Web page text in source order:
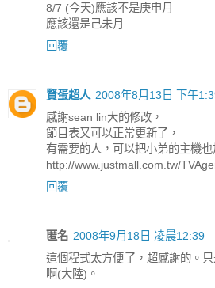
8/7 (今天)應該不是庚申月
應該還是己未月
回覆
賢蛋超人 2008年8月13日 下午
感謝sean lin大的修改，
節目表又可以正常更新了，
有需要的人，可以把小弟的主機也
http://www.justmall.com.tw/
回覆
匿名 2008年9月18日 凌晨12:39
這個程式太方便了，超感謝的。
啊(大陸)。